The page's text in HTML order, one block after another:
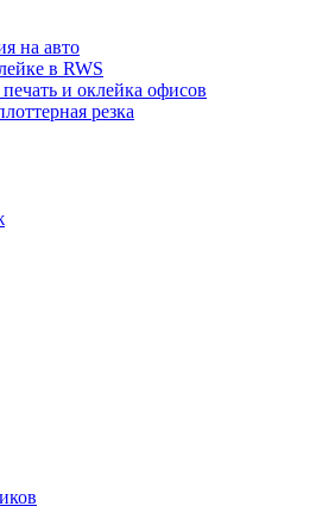
на авто
в RWS
и оклейка офисов
резка